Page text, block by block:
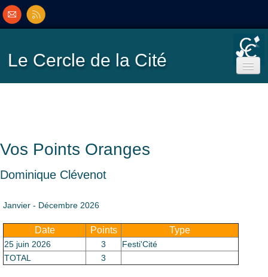
Le Cercle de la Cité
Classement
Vos Points Oranges
Dominique Clévenot
Janvier - Décembre 2026
Date Points Type
25 juin 2026 3
Festi'Cité
TOTAL
3